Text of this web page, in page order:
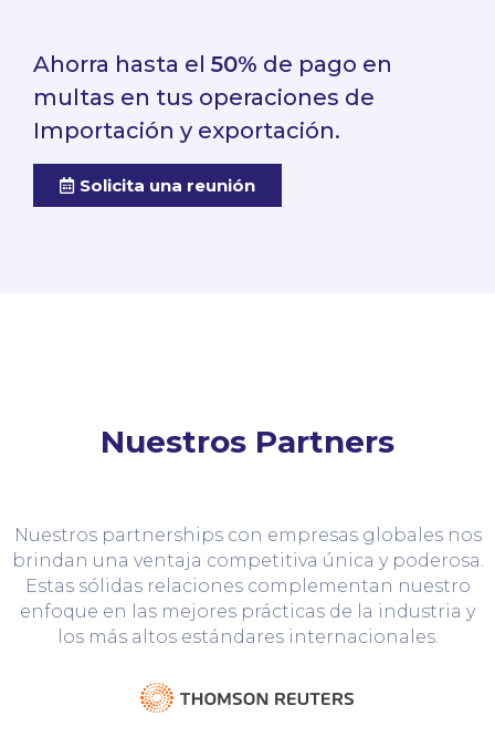
Ahorra hasta el 50% de pago en
multas en tus operaciones de
Importación y exportación.
Solicita una reunión
Nuestros Partners
Nuestros partnerships con empresas globales nos
brindan una ventaja competitiva única y poderosa.
Estas sólidas relaciones complementan nuestro
enfoque en las mejores prácticas de la industria y
los más altos estándares internacionales.